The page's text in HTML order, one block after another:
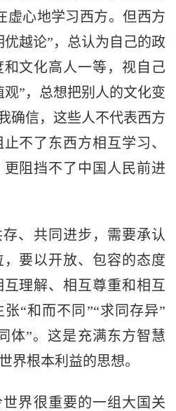
虚心地学习西方。但西方
越论”，总认为自己的政
文化高人一等，视自己
”，总想把别人的文化变
确信，这些人不代表西方
不了东西方相互学习、
阻挡不了中国人民前进
、共同进步，需要承认
要以开放、包容的态度
理解、相互尊重和相互
“和而不同”“求同存异”
体”。这是充满东方智慧
界根本利益的思想。
界很重要的一组大国关